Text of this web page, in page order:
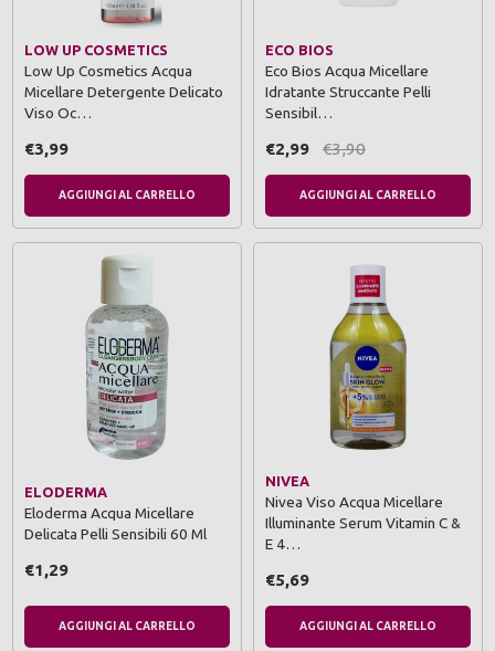
LOW UP COSMETICS
Low Up Cosmetics Acqua
Micellare Detergente Delicato
Viso Oc…
€3,99
AGGIUNGI AL CARRELLO
ECO BIOS
Eco Bios Acqua Micellare
Idratante Struccante Pelli
Sensibil…
€2,99 €3,90
AGGIUNGI AL CARRELLO
ELODERMA
Eloderma Acqua Micellare
Delicata Pelli Sensibili 60 Ml
€1,29
AGGIUNGI AL CARRELLO
NIVEA
Nivea Viso Acqua Micellare
Illuminante Serum Vitamin C &
E 4…
€5,69
AGGIUNGI AL CARRELLO